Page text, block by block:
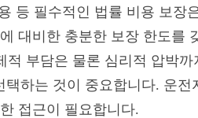
등 필수적인 법률 비용 보장
대비한 충분한 보장 한도를
부담은 물론 심리적 압박
하는 것이 중요합니다. 운
접근이 필요합니다.